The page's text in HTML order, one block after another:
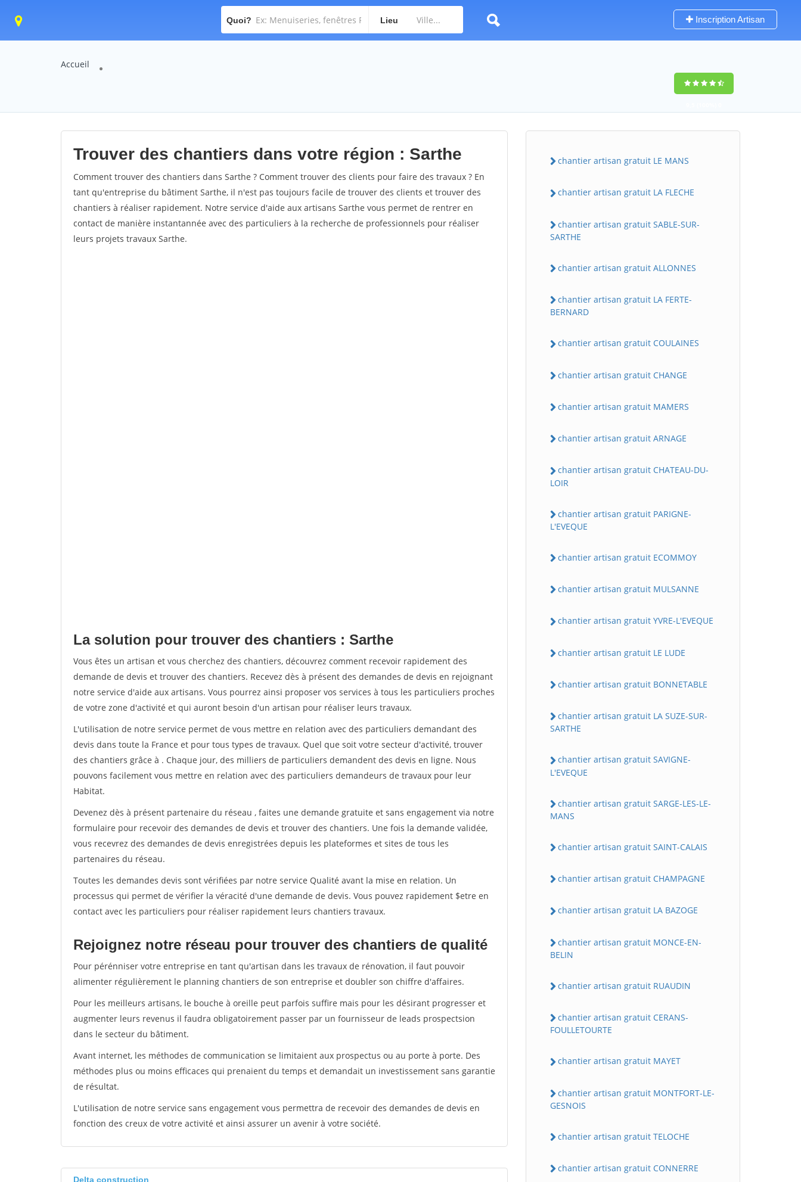
Quoi? Lieu Inscription Artisan
Accueil
Trouver des chantiers dans votre région : Sarthe
Comment trouver des chantiers dans Sarthe ? Comment trouver des clients pour faire des travaux ? En
tant qu'entreprise du bâtiment Sarthe, il n'est pas toujours facile de trouver des clients et trouver des
chantiers à réaliser rapidement. Notre service d'aide aux artisans Sarthe vous permet de rentrer en
contact de manière instantannée avec des particuliers à la recherche de professionnels pour réaliser
leurs projets travaux Sarthe.
La solution pour trouver des chantiers : Sarthe
Vous êtes un artisan et vous cherchez des chantiers, découvrez comment recevoir rapidement des
demande de devis et trouver des chantiers. Recevez dès à présent des demandes de devis en rejoignant
notre service d'aide aux artisans. Vous pourrez ainsi proposer vos services à tous les particuliers proches
de votre zone d'activité et qui auront besoin d'un artisan pour réaliser leurs travaux.
L'utilisation de notre service permet de vous mettre en relation avec des particuliers demandant des
devis dans toute la France et pour tous types de travaux. Quel que soit votre secteur d'activité, trouver
des chantiers grâce à . Chaque jour, des milliers de particuliers demandent des devis en ligne. Nous
pouvons facilement vous mettre en relation avec des particuliers demandeurs de travaux pour leur
Habitat.
Devenez dès à présent partenaire du réseau , faites une demande gratuite et sans engagement via notre
formulaire pour recevoir des demandes de devis et trouver des chantiers. Une fois la demande validée,
vous recevrez des demandes de devis enregistrées depuis les plateformes et sites de tous les
partenaires du réseau.
Toutes les demandes devis sont vérifiées par notre service Qualité avant la mise en relation. Un
processus qui permet de vérifier la véracité d'une demande de devis. Vous pouvez rapidement $etre en
contact avec les particuliers pour réaliser rapidement leurs chantiers travaux.
Rejoignez notre réseau pour trouver des chantiers de qualité
Pour pérénniser votre entreprise en tant qu'artisan dans les travaux de rénovation, il faut pouvoir
alimenter régulièrement le planning chantiers de son entreprise et doubler son chiffre d'affaires.
Pour les meilleurs artisans, le bouche à oreille peut parfois suffire mais pour les désirant progresser et
augmenter leurs revenus il faudra obligatoirement passer par un fournisseur de leads prospectsion
dans le secteur du bâtiment.
Avant internet, les méthodes de communication se limitaient aux prospectus ou au porte à porte. Des
méthodes plus ou moins efficaces qui prenaient du temps et demandait un investissement sans garantie
de résultat.
L'utilisation de notre service sans engagement vous permettra de recevoir des demandes de devis en
fonction des creux de votre activité et ainsi assurer un avenir à votre société.
Delta construction
chantier artisan gratuit LE MANS
chantier artisan gratuit LA FLECHE
chantier artisan gratuit SABLE-SUR-
SARTHE
chantier artisan gratuit ALLONNES
chantier artisan gratuit LA FERTE-
BERNARD
chantier artisan gratuit COULAINES
chantier artisan gratuit CHANGE
chantier artisan gratuit MAMERS
chantier artisan gratuit ARNAGE
chantier artisan gratuit CHATEAU-DU-
LOIR
chantier artisan gratuit PARIGNE-
L'EVEQUE
chantier artisan gratuit ECOMMOY
chantier artisan gratuit MULSANNE
chantier artisan gratuit YVRE-L'EVEQUE
chantier artisan gratuit LE LUDE
chantier artisan gratuit BONNETABLE
chantier artisan gratuit LA SUZE-SUR-
SARTHE
chantier artisan gratuit SAVIGNE-
L'EVEQUE
chantier artisan gratuit SARGE-LES-LE-
MANS
chantier artisan gratuit SAINT-CALAIS
chantier artisan gratuit CHAMPAGNE
chantier artisan gratuit LA BAZOGE
chantier artisan gratuit MONCE-EN-
BELIN
chantier artisan gratuit RUAUDIN
chantier artisan gratuit CERANS-
FOULLETOURTE
chantier artisan gratuit MAYET
chantier artisan gratuit MONTFORT-LE-
GESNOIS
chantier artisan gratuit TELOCHE
chantier artisan gratuit CONNERRE